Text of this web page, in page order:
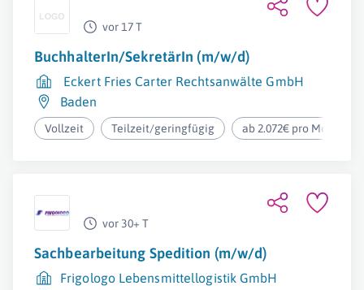
vor 17 T
BuchhalterIn/SekretärIn (m/w/d)
Eckert Fries Carter Rechtsanwälte GmbH
Baden
Vollzeit Teilzeit/geringfügig ab 2.072€ pro Monat
vor 30+ T
Sachbearbeitung Spedition (m/w/d)
Frigologo Lebensmittellogistik GmbH